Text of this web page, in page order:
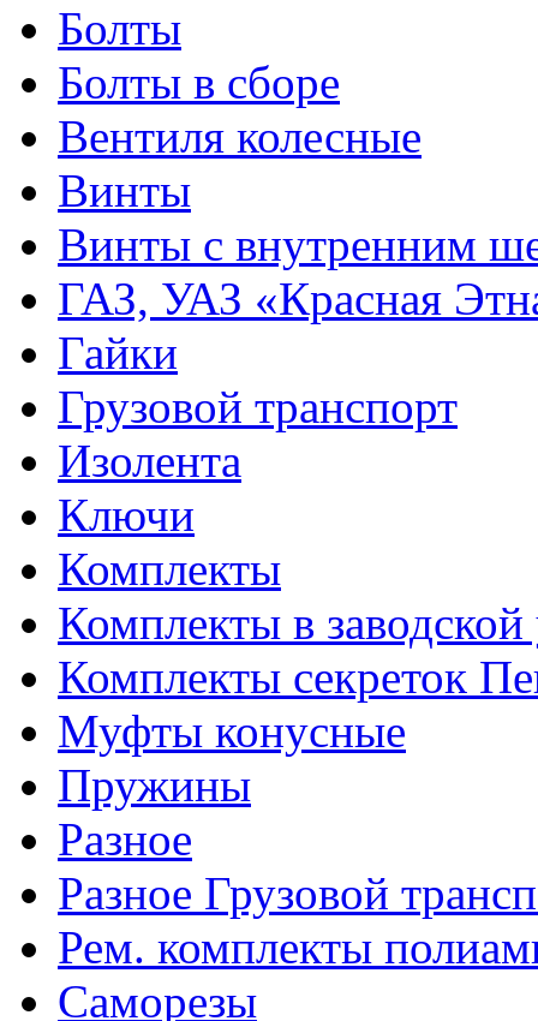
Болты
Болты в сборе
Вентиля колесные
Винты
Винты с внутренним
ГАЗ, УАЗ «Красная
Гайки
Грузовой транспорт
Изолента
Ключи
Комплекты
Комплекты в заводской
Комплекты секреток
Муфты конусные
Пружины
Разное
Разное Грузовой
Рем. комплекты
Саморезы